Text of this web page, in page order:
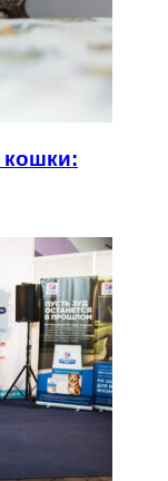
кошки: